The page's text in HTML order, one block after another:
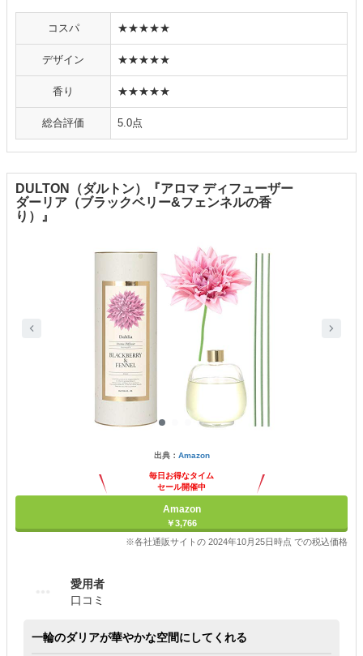
コスパ ★★★★★
デザイン ★★★★★
香り ★★★★★
総合評価 5.0点
DULTON（ダルトン）『アロマ ディフューザー
ダーリア（ブラックベリー&フェンネルの香
り）』
出典： Amazon
毎日お得なタイム
セール開催中
Amazon
￥3,766
※各社通販サイトの 2024年10月25日時点 での税込価格
愛用者
口コミ
一輪のダリアが華やかな空間にしてくれる